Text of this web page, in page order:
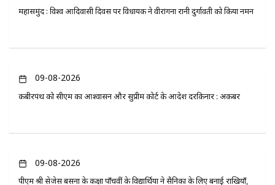
महासमुंद : विश्व आदिवासी दिवस पर विधायक ने वीरांगना रानी दुर्गावती को किया नमन
09-08-2026
कबीरपंथ को सीएम का आश्वासन और सुप्रीम कोर्ट के आदेश दरकिनार : अकबर
09-08-2026
पीएम श्री सेजेस बसना के कक्षा पाँचवीं के विद्यार्थियों ने सैनिकों के लिए बनाई राखियाँ,